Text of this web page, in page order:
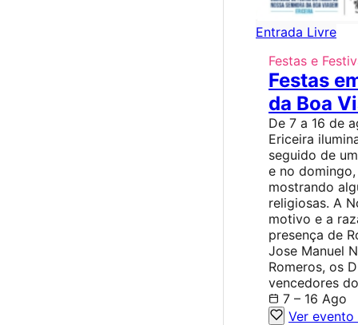
Entrada Livre
Festas e
Festas
da Boa
De 7 a 16 de
Ericeira
seguido de
e no
mostrando
religiosas. A
motivo e a
presença de
Jose Manuel
Romeros, os
vencedores
7 – 16 Ago
Ver